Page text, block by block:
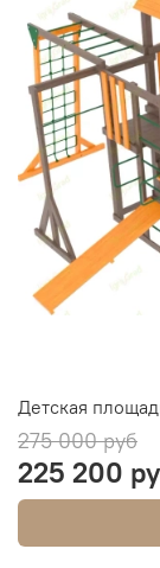
Детская
275 000 руб
225 200